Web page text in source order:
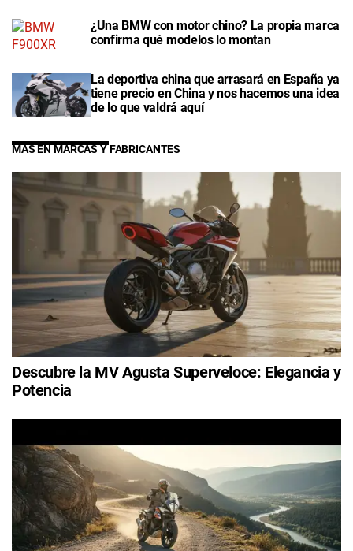
¿Una BMW con motor chino? La propia marca
confirma qué modelos lo montan
La deportiva china que arrasará en España ya
tiene precio en China y nos hacemos una idea
de lo que valdrá aquí
MÁS EN MARCAS Y FABRICANTES
Descubre la MV Agusta Superveloce: Elegancia y
Potencia